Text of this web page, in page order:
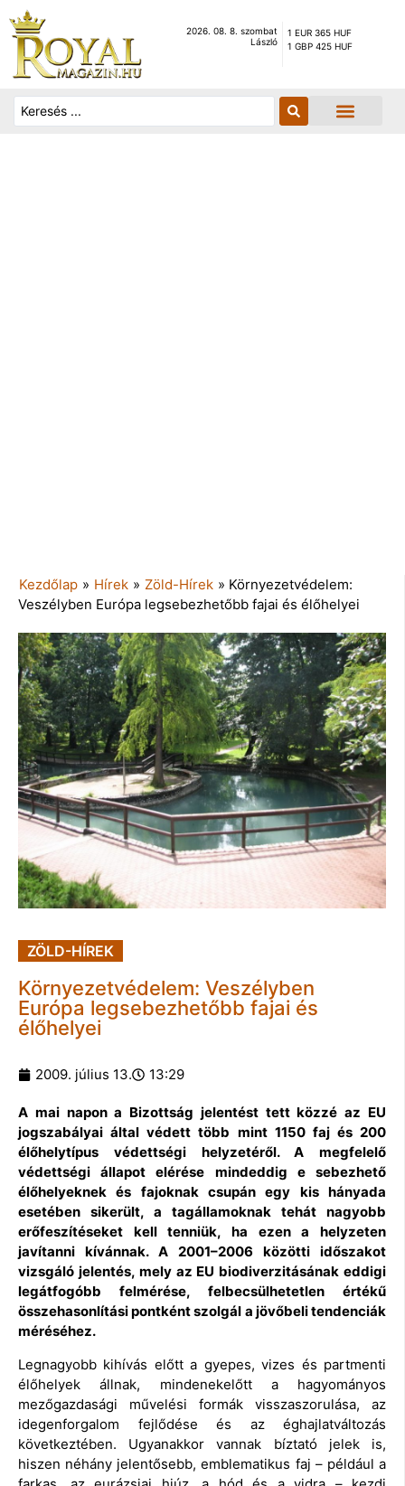
2026. 08. 8. szombat
László
1 EUR 365 HUF
1 GBP 425 HUF
Kezdőlap » Hírek » Zöld-Hírek » Környezetvédelem:
Veszélyben Európa legsebezhetőbb fajai és élőhelyei
ZÖLD-HÍREK
Környezetvédelem: Veszélyben
Európa legsebezhetőbb fajai és
élőhelyei
2009. július 13. 13:29
A mai napon a Bizottság jelentést tett közzé az EU
jogszabályai által védett több mint 1150 faj és 200
élőhelytípus védettségi helyzetéről. A megfelelő
védettségi állapot elérése mindeddig e sebezhető
élőhelyeknek és fajoknak csupán egy kis hányada
esetében sikerült, a tagállamoknak tehát nagyobb
erőfeszítéseket kell tenniük, ha ezen a helyzeten
javítanni kívánnak. A 2001–2006 közötti időszakot
vizsgáló jelentés, mely az EU biodiverzitásának eddigi
legátfogóbb felmérése, felbecsülhetetlen értékű
összehasonlítási pontként szolgál a jövőbeli tendenciák
méréséhez.
Legnagyobb kihívás előtt a gyepes, vizes és partmenti
élőhelyek állnak, mindenekelőtt a hagyományos
mezőgazdasági művelési formák visszaszorulása, az
idegenforgalom fejlődése és az éghajlatváltozás
következtében. Ugyanakkor vannak bíztató jelek is,
hiszen néhány jelentősebb, emblematikus faj – például a